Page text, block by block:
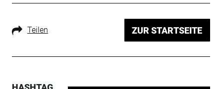
Teilen ZUR STARTSEITE